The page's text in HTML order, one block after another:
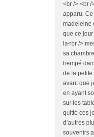
<br /> <br /
apparu. Ce
madeleine
que ce
la<br />
sa
trempé
de la petite
avant que
en ayant
sur les
quitté ces
d’autres
souvenirs